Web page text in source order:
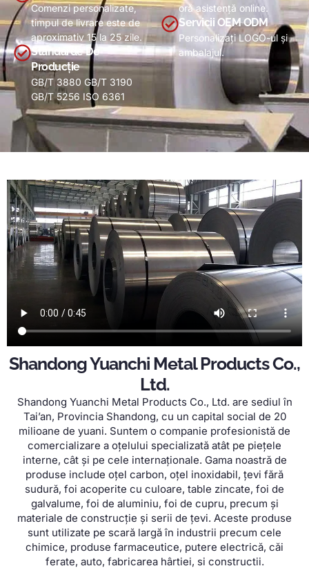
Comenzi personalizate,
timpul de livrare este de
aproximativ 15 la 25 zile.
Standarde De
Producție
GB/T 3880 GB/T 3190
GB/T 5256 ISO 6361
oră asistență online.
Servicii OEM ODM
Personalizați LOGO-ul și
ambalajul.
Shandong Yuanchi Metal Products Co.,
Ltd.
Shandong Yuanchi Metal Products Co., Ltd. are sediul în
Tai’an, Provincia Shandong, cu un capital social de 20
milioane de yuani. Suntem o companie profesionistă de
comercializare a oțelului specializată atât pe piețele
interne, cât și pe cele internaționale. Gama noastră de
produse include oțel carbon, oţel inoxidabil, țevi fără
sudură, foi acoperite cu culoare, table zincate, foi de
galvalume, foi de aluminiu, foi de cupru, precum și
materiale de construcție și serii de țevi. Aceste produse
sunt utilizate pe scară largă în industrii precum cele
chimice, produse farmaceutice, putere electrică, căi
ferate, auto, fabricarea hârtiei, si constructii.